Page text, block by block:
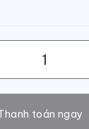
lượng
toán ngay